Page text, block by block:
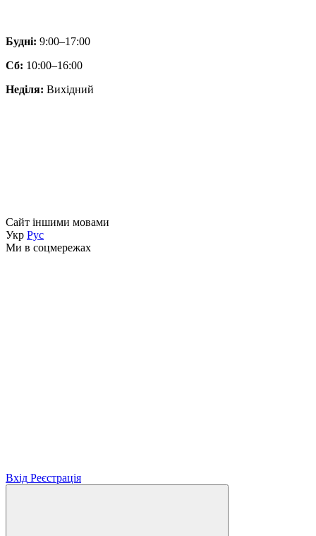
Будні: 9:00–17:00
Сб: 10:00–16:00
Неділя: Вихідний
Сайт іншими мовами
Укр Рус
Ми в соцмережах
Вхід Реєстрація